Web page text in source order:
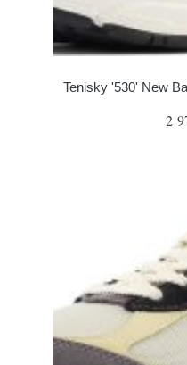
Tenisky '530' New
2